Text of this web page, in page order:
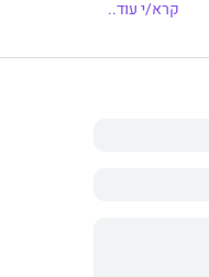
להן כלים
שיתוף
לכת.
קרא/י עוד..